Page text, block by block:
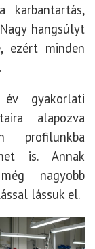
hangsúlyt
ezért minden
gyakorlati
alapozva
profilunkba
is. Annak
nagyobb
lássuk el.